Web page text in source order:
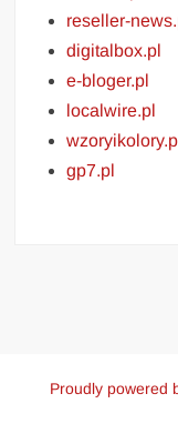
reseller-
digitalbox.pl
e-bloger.pl
localwire.pl
gp7.pl
Proudly powered